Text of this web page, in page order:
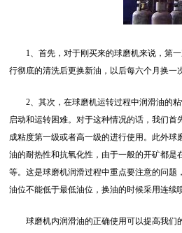
1、首先，对于刚买来的球磨机来说，第
行彻底的清洗后更换新油，以后每六个月换
2、其次，在球磨机运转过程中润滑油的
启动和运转困难。对于这种情况的话，我们
成粘度第一级或者高一级的进行使用。此外
油的耐热性和抗氧化性，由于一般的开矿都
等。这是球磨机润滑过程中重点要注意的问
油位不能低于最低油位，换油的时候采用连续
球磨机内润滑油的正确使用可以提高我